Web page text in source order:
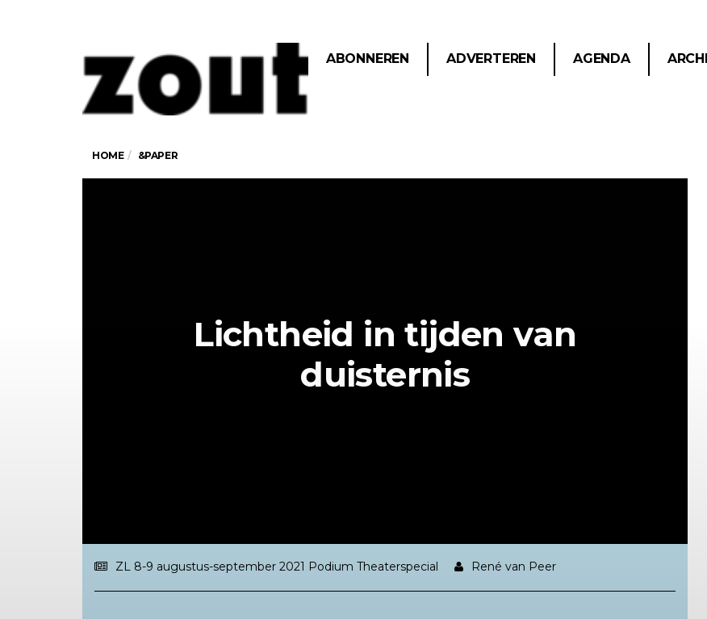
ABONNEREN ADVERTEREN AGENDA
HOME &PAPER
Lichtheid in tijden van
duisternis
ZL 8-9 augustus-september 2021 Podium Theaterspecial René van Peer